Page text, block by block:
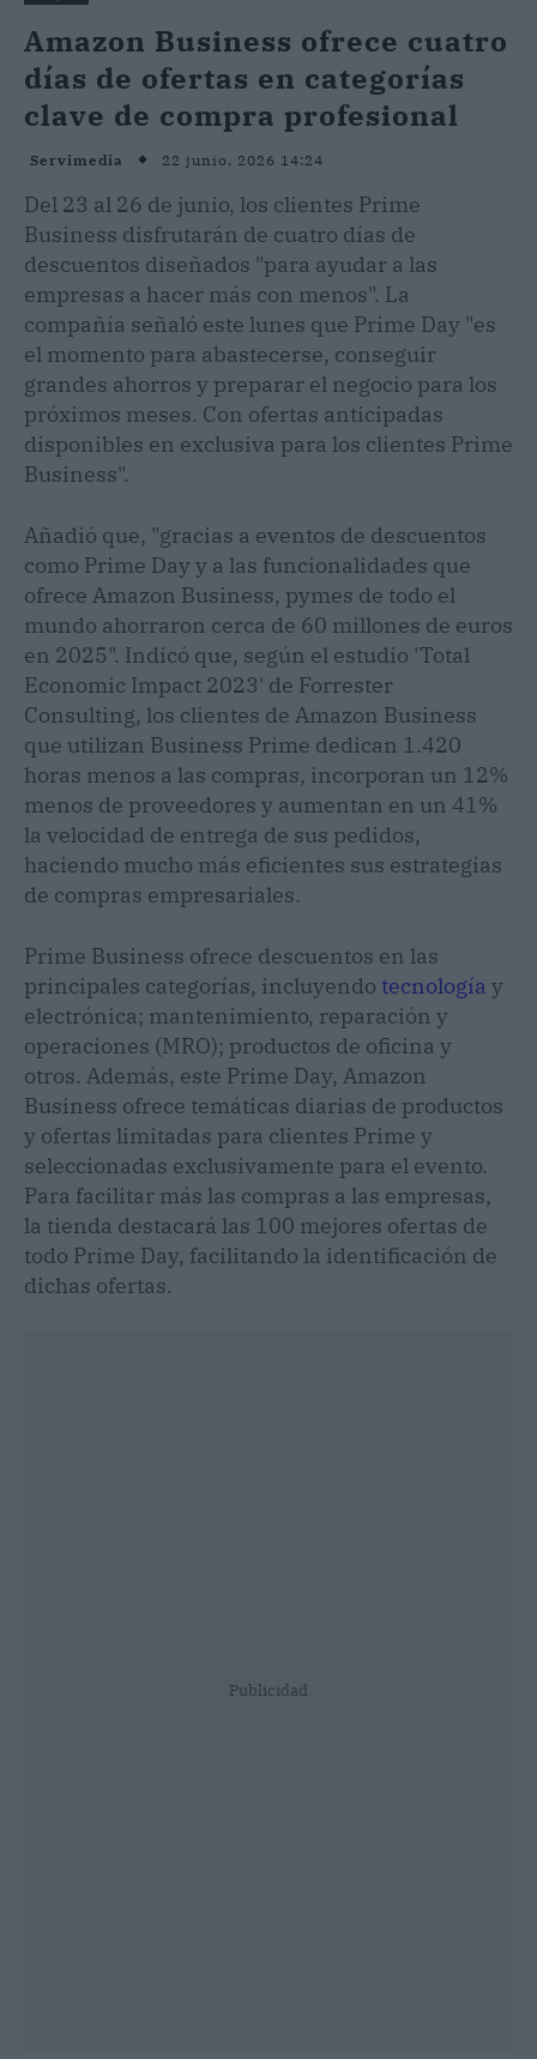
Amazon Business ofrece cuatro
días de ofertas en categorías
clave de compra profesional
Servimedia 22 junio, 2026 14:24
Del 23 al 26 de junio, los clientes Prime
Business disfrutarán de cuatro días de
descuentos diseñados "para ayudar a las
empresas a hacer más con menos". La
compañía señaló este lunes que Prime Day "es
el momento para abastecerse, conseguir
grandes ahorros y preparar el negocio para los
próximos meses. Con ofertas anticipadas
disponibles en exclusiva para los clientes Prime
Business".
Añadió que, "gracias a eventos de descuentos
como Prime Day y a las funcionalidades que
ofrece Amazon Business, pymes de todo el
mundo ahorraron cerca de 60 millones de euros
en 2025". Indicó que, según el estudio 'Total
Economic Impact 2023' de Forrester
Consulting, los clientes de Amazon Business
que utilizan Business Prime dedican 1.420
horas menos a las compras, incorporan un 12%
menos de proveedores y aumentan en un 41%
la velocidad de entrega de sus pedidos,
haciendo mucho más eficientes sus estrategias
de compras empresariales.
Prime Business ofrece descuentos en las
principales categorías, incluyendo tecnología y
electrónica; mantenimiento, reparación y
operaciones (MRO); productos de oficina y
otros. Además, este Prime Day, Amazon
Business ofrece temáticas diarias de productos
y ofertas limitadas para clientes Prime y
seleccionadas exclusivamente para el evento.
Para facilitar más las compras a las empresas,
la tienda destacará las 100 mejores ofertas de
todo Prime Day, facilitando la identificación de
dichas ofertas.
Publicidad